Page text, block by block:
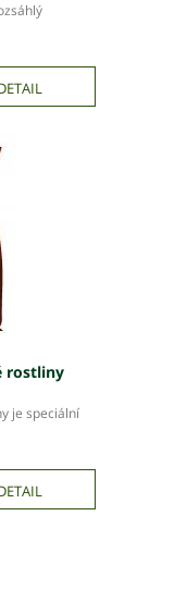
rostliny
je speciální